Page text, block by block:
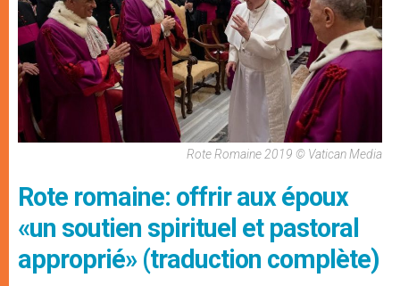
Rote Romaine 2019 © Vatican Media
Rote romaine: offrir aux époux
«un soutien spirituel et pastoral
approprié» (traduction complète)